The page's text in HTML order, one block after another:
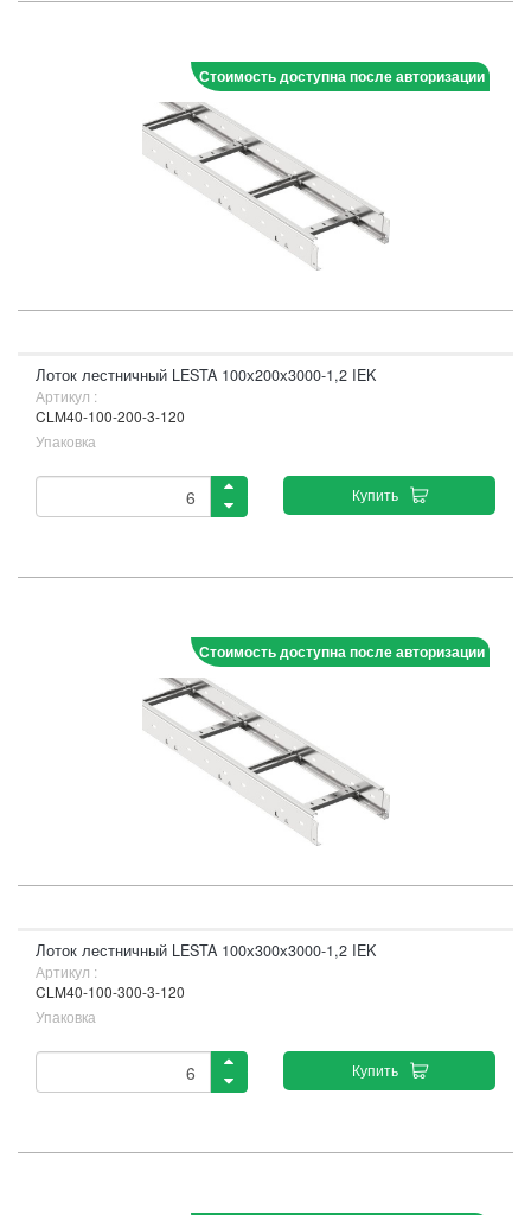
Стоимость доступна после авторизации
Лоток лестничный LESTA 100х200х3000-1,2 IEK
Артикул :
CLM40-100-200-3-120
Упаковка
Купить
Стоимость доступна после авторизации
Лоток лестничный LESTA 100х300х3000-1,2 IEK
Артикул :
CLM40-100-300-3-120
Упаковка
Купить